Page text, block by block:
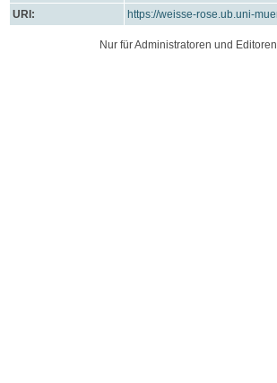
URI:
https://weisse-rose.ub.uni-
Nur für Administratoren und